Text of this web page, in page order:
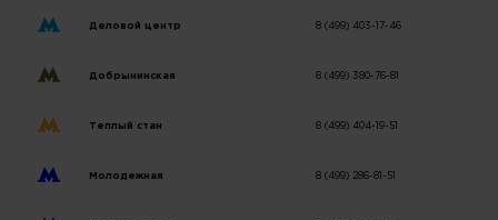
Деловой центр 8 (499) 403-17-46
Добрынинская 8 (499) 380-76-81
Теплый стан 8 (499) 404-19-51
Молодежная 8 (499) 286-81-51